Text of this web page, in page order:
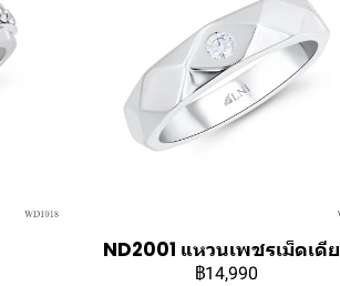
ND2001 แหวนเพชรเม็ดเดี
฿14,990